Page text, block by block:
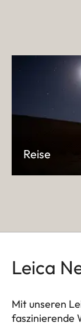
Reise
Leica
Mit unseren
faszinierende